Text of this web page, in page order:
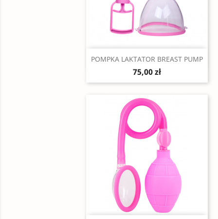
Szybki podgląd
POMPKA LAKTATOR BREAST PUMP
75,00 zł